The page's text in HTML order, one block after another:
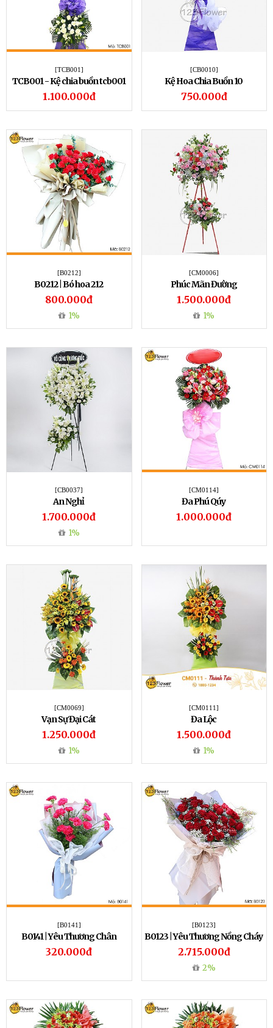
[TCB001]
TCB001 - Kệ chia buồn tcb001
1.100.000đ
[CB0010]
Kệ Hoa Chia Buồn 10
750.000đ
[B0212]
B0212 | Bó hoa 212
800.000đ
1%
[CM0006]
Phúc Mãn Đường
1.500.000đ
1%
[CB0037]
An Nghỉ
1.700.000đ
1%
[CM0114]
Đa Phú Qúy
1.000.000đ
[CM0069]
Vạn Sự Đại Cát
1.250.000đ
1%
[CM0111]
Đa Lộc
1.500.000đ
1%
[B0141]
B0141 | Yêu Thương Chân
Thành
320.000đ
[B0123]
B0123 | Yêu Thương Nồng Cháy
2.715.000đ
2%